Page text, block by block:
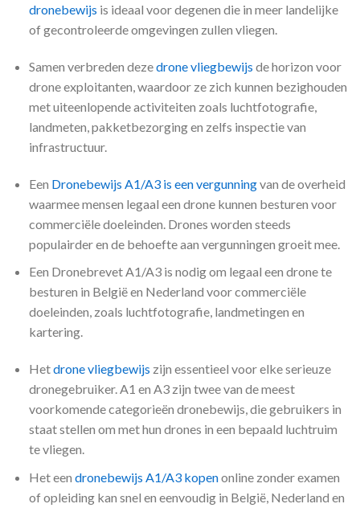
dronebewijs is ideaal voor degenen die in meer landelijke
of gecontroleerde omgevingen zullen vliegen.
Samen verbreden dezedrone vliegbewijs de horizon voor
drone exploitanten, waardoor ze zich kunnen bezighouden
met uiteenlopende activiteiten zoals luchtfotografie,
landmeten, pakketbezorging en zelfs inspectie van
infrastructuur.
Een Dronebewijs A1/A3 is een vergunningvan de overheid
waarmee mensen legaal een drone kunnen besturen voor
commerciële doeleinden. Drones worden steeds
populairder en de behoefte aan vergunningen groeit mee.
Een Dronebrevet A1/A3 is nodig om legaal een drone te
besturen in België en Nederland voor commerciële
doeleinden, zoals luchtfotografie, landmetingen en
kartering.
Hetdrone vliegbewijs zijn essentieel voor elke serieuze
dronegebruiker. A1 en A3 zijn twee van de meest
voorkomende categorieën dronebewijs, die gebruikers in
staat stellen om met hun drones in een bepaald luchtruim
te vliegen.
Het een dronebewijs A1/A3 kopenonline zonder examen
of opleiding kan snel en eenvoudig in België, Nederland en